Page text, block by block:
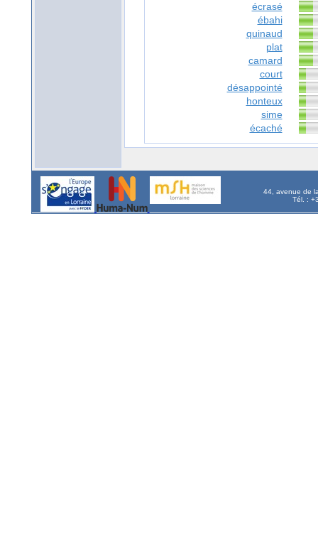
écrasé
ébahi
quinaud
plat
camard
court
désappointé
honteux
sime
écaché
44, avenue de
Tél. :